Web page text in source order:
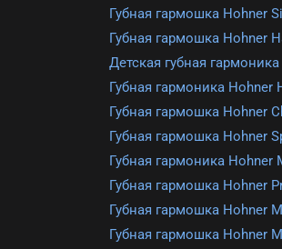
Губная гармошка Hohner
Губная гармошка Hohner